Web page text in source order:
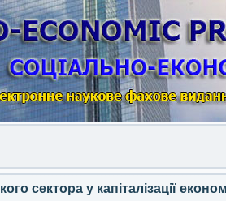
сектора у капіталізації